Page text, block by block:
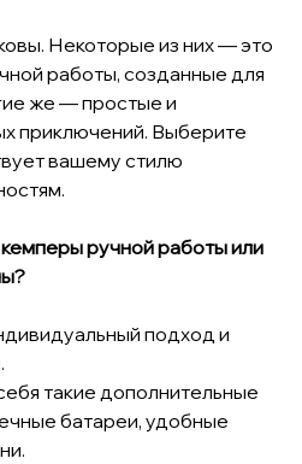
Некоторые из них — это
работы, созданные для
же — простые и
приключений. Выберите
вашему стилю
ручной работы или
подход и
такие дополнительные
батареи, удобные